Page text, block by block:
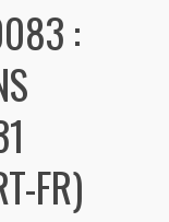
:
FR)